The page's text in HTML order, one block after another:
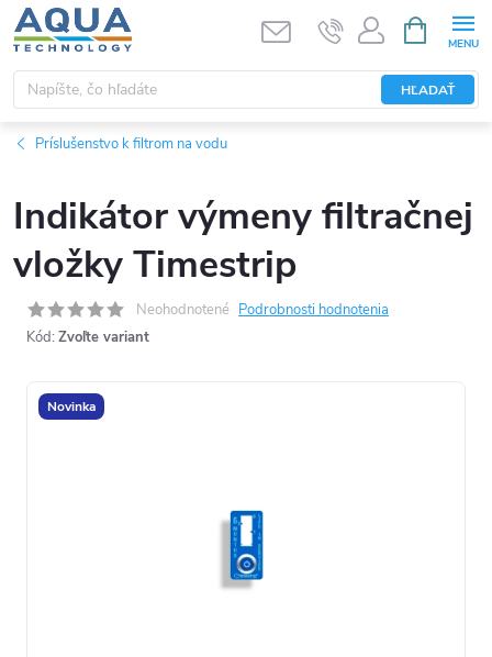
Prejsť
na
obsah
HĽADAŤ
KOŠÍK
Príslušenstvo k filtrom na vodu
Indikátor výmeny filtračnej
vložky Timestrip
Neohodnotené Podrobnosti hodnotenia
Kód: Zvoľte variant
Novinka